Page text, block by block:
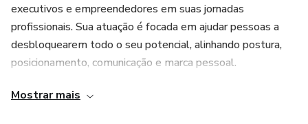
Além disso, o livro aborda aspectos críticos como a
comunicação intergeracional, em empresas familiares, e a
forma de lidar com comunicações difíceis e a comunicação
não-violenta para equipes problemáticas.
Seja você um líder buscando aprimorar suas habilidades de
executivos e empreendedores em suas jornadas
profissionais. Sua atuação é focada em ajudar pessoas a
desbloquearem todo o seu potencial, alinhando postura,
posicionamento, comunicação e marca pessoal.
Ao lado dela, André Castello, CEO da Ônix e referência em
Mostrar mais